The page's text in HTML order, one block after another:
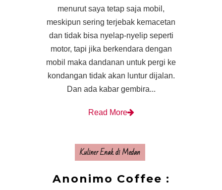
menurut saya tetap saja mobil,
meskipun sering terjebak kemacetan
dan tidak bisa nyelap-nyelip seperti
motor, tapi jika berkendara dengan
mobil maka dandanan untuk pergi ke
kondangan tidak akan luntur dijalan.
Dan ada kabar gembira...
Read More
Kuliner Enak di Medan
Anonimo Coffee :